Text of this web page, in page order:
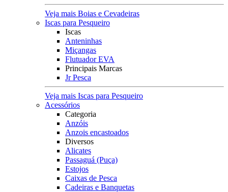
Veja mais Boias e Cevadeiras
Iscas para Pesqueiro
Iscas
Anteninhas
Miçangas
Flutuador EVA
Principais Marcas
Jr Pesca
Veja mais Iscas para Pesqueiro
Acessórios
Categoria
Anzóis
Anzois encastoados
Diversos
Alicates
Passaguá (Puça)
Estojos
Caixas de Pesca
Cadeiras e Banquetas